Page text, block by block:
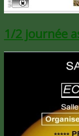
1/2 journée